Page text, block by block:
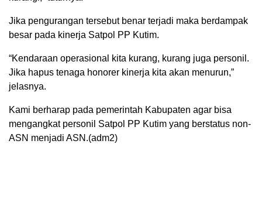
Jika pengurangan tersebut benar terjadi maka berdampak
besar pada kinerja Satpol PP Kutim.
“Kendaraan operasional kita kurang, kurang juga personil.
Jika hapus tenaga honorer kinerja kita akan menurun,”
jelasnya.
Kami berharap pada pemerintah Kabupaten agar bisa
mengangkat personil Satpol PP Kutim yang berstatus non-
ASN menjadi ASN.(adm2)